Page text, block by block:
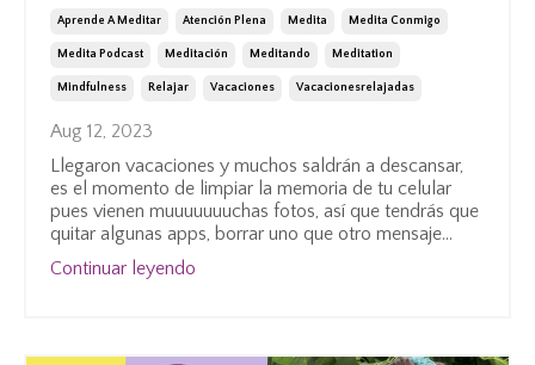
Aprende A Meditar Atención Plena Medita Medita Conmigo
Medita Podcast Meditación Meditando Meditation
Mindfulness Relajar Vacaciones Vacacionesrelajadas
Aug 12, 2023
Llegaron vacaciones y muchos saldrán a descansar,
es el momento de limpiar la memoria de tu celular
pues vienen muuuuuuuchas fotos, así que tendrás que
quitar algunas apps, borrar uno que otro mensaje...
Continuar leyendo